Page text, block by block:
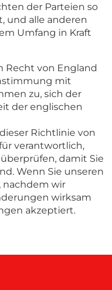
der Parteien so
und alle anderen
Umfang in Kraft
Recht von England
mit
zu, sich der
der englischen
Richtlinie von
verantwortlich,
damit Sie
Wenn Sie unseren
nachdem wir
wirksam
akzeptiert.